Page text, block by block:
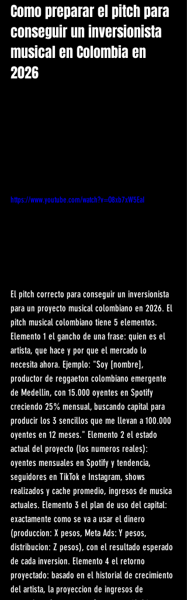
Como preparar el pitch para
conseguir un inversionista
musical en Colombia en
2026
https://www.youtube.com/watch?v=O8xb7xW5EaI
El pitch correcto para conseguir un inversionista
para un proyecto musical colombiano en 2026. El
pitch musical colombiano tiene 5 elementos.
Elemento 1 el gancho de una frase: quien es el
artista, que hace y por que el mercado lo
necesita ahora. Ejemplo: "Soy [nombre],
productor de reggaeton colombiano emergente
de Medellin, con 15.000 oyentes en Spotify
creciendo 25% mensual, buscando capital para
producir los 3 sencillos que me llevan a 100.000
oyentes en 12 meses." Elemento 2 el estado
actual del proyecto (los numeros reales):
oyentes mensuales en Spotify y tendencia,
seguidores en TikTok e Instagram, shows
realizados y cache promedio, ingresos de musica
actuales. Elemento 3 el plan de uso del capital:
exactamente como se va a usar el dinero
(produccion: X pesos, Meta Ads: Y pesos,
distribucion: Z pesos), con el resultado esperado
de cada inversion. Elemento 4 el retorno
proyectado: basado en el historial de crecimiento
del artista, la proyeccion de ingresos de